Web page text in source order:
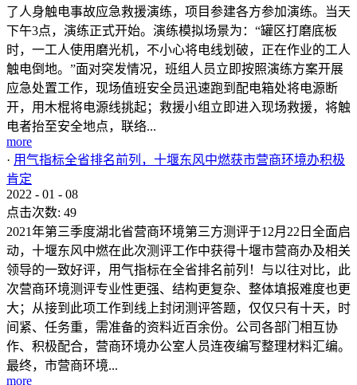
了人身触电事故应急救援演练，项目参建各方参加演练。当天
下午3点，演练正式开始。演练模拟场景为：“罐区打磨底板
时，一工人使用磨光机，不小心将电线划破，正在作业的工人
触电倒地。”面对突发情况，班组人员立即按照演练方案开展
应急处置工作，现场值班安全员迅速跑到配电箱处将电源断
开，用木棍将电源线挑起；救援小组立即进入现场救援，将触
电者抬至安全地点，联络...
more
· 用气指标全省排名前列，十堰东风中燃获市营商环境办积极
肯定
2022 - 01 - 08
点击次数: 49
2021年第三季度湖北省营商环境第三方测评于12月22日全面启
动，十堰东风中燃在此次测评工作中获得十堰市营商办及相关
领导的一致好评，用气指标在全省排名前列！与以往对比，此
次营商环境测评专业性更强、结构更复杂、整体填报难度也更
大；从接到此项工作到线上封闭测评答题，仅仅只有十天，时
间紧、任务重，需准备的资料近百余份。公司各部门相互协
作、积极配合，营商环境办公室人员连夜编写整理材料汇编。
最终，市营商环境...
more